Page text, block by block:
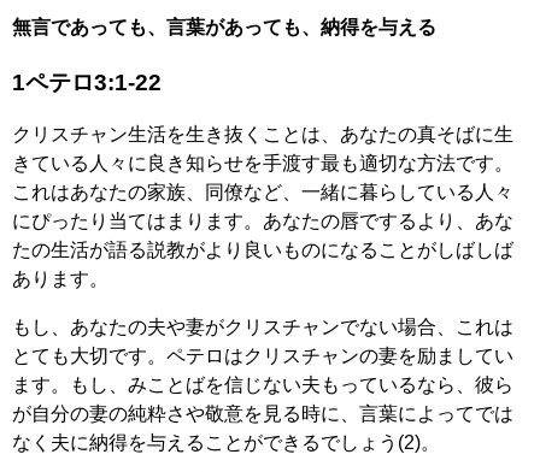
無言であっても、言葉があっても、納得を与える
1ペテロ3:1-22
クリスチャン生活を生き抜くことは、あなたの真そばに生
きている人々に良き知らせを手渡す最も適切な方法です。
これはあなたの家族、同僚など、一緒に暮らしている人々
にぴったり当てはまります。あなたの唇でするより、あな
たの生活が語る説教がより良いものになることがしばしば
あります。
もし、あなたの夫や妻がクリスチャンでない場合、これは
とても大切です。ペテロはクリスチャンの妻を励ましてい
ます。もし、みことばを信じない夫もっているなら、彼ら
が自分の妻の純粋さや敬意を見る時に、言葉によってでは
なく夫に納得を与えることができるでしょう(2)。